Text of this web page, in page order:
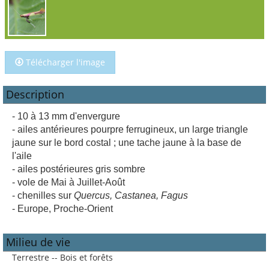
Télécharger l'image
Description
- 10 à 13 mm d'envergure
- ailes antérieures pourpre ferrugineux, un large triangle
jaune sur le bord costal ; une tache jaune à la base de
l'aile
- ailes postérieures gris sombre
- vole de Mai à Juillet-Août
- chenilles sur Quercus, Castanea, Fagus
- Europe, Proche-Orient
Milieu de vie
Terrestre -- Bois et forêts